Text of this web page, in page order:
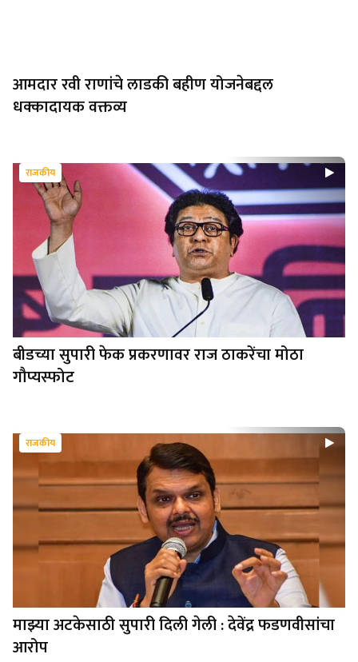
आमदार रवी राणांचे लाडकी बहीण योजनेबद्दल
धक्कादायक वक्तव्य
राजकीय
बीडच्या सुपारी फेक प्रकरणावर राज ठाकरेंचा मोठा
गौप्यस्फोट
राजकीय
माझ्या अटकेसाठी सुपारी दिली गेली : देवेंद्र फडणवीसांचा
आरोप